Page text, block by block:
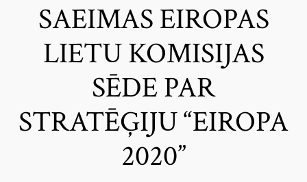
SAEIMAS EIROPAS
LIETU KOMISIJAS
SĒDE PAR
STRATĒĢIJU “EIROPA
2020”